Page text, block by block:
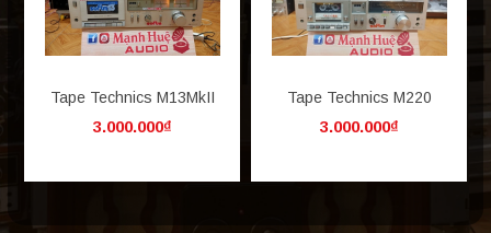
Tape Technics M13MkII
3.000.000₫
Tape Technics M220
3.000.000₫